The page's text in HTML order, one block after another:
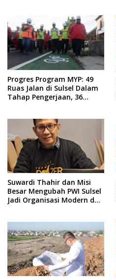
Progres Program MYP: 49
Ruas Jalan di Sulsel Dalam
Tahap Pengerjaan, 36
Suwardi Thahir dan Misi
Besar Mengubah PWI Sulsel
Jadi Organisasi Modern dan